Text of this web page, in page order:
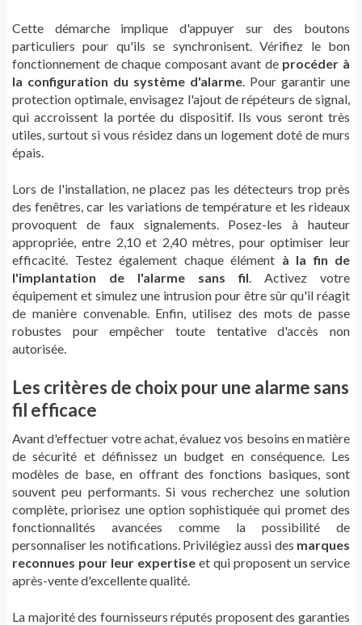
Cette démarche implique d'appuyer sur des boutons
particuliers pour qu'ils se synchronisent. Vérifiez le bon
fonctionnement de chaque composant avant de procéder à
la configuration du système d'alarme . Pour garantir une
protection optimale, envisagez l'ajout de répéteurs de signal,
qui accroissent la portée du dispositif. Ils vous seront très
utiles, surtout si vous résidez dans un logement doté de murs
épais.
Lors de l'installation, ne placez pas les détecteurs trop près
des fenêtres, car les variations de température et les rideaux
provoquent de faux signalements. Posez-les à hauteur
appropriée, entre 2,10 et 2,40 mètres, pour optimiser leur
efficacité. Testez également chaque élément à la fin de
l'implantation de l'alarme sans fil . Activez votre
équipement et simulez une intrusion pour être sûr qu'il réagit
de manière convenable. Enfin, utilisez des mots de passe
robustes pour empêcher toute tentative d'accès non
autorisée.
Les critères de choix pour une alarme sans
fil efficace
Avant d'effectuer votre achat, évaluez vos besoins en matière
de sécurité et définissez un budget en conséquence. Les
modèles de base, en offrant des fonctions basiques, sont
souvent peu performants. Si vous recherchez une solution
complète, priorisez une option sophistiquée qui promet des
fonctionnalités avancées comme la possibilité de
personnaliser les notifications. Privilégiez aussi des marques
reconnues pour leur expertise et qui proposent un service
après-vente d'excellente qualité.
La majorité des fournisseurs réputés proposent des garanties